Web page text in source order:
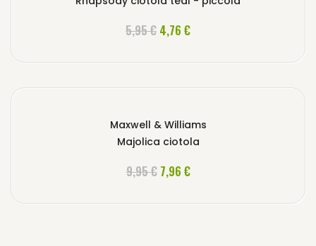
5,95 € 4,76 €
AGGIUNGI AL CARRELLO
Maxwell & Williams
Majolica ciotola
9,95 € 7,96 €
AGGIUNGI AL CARRELLO